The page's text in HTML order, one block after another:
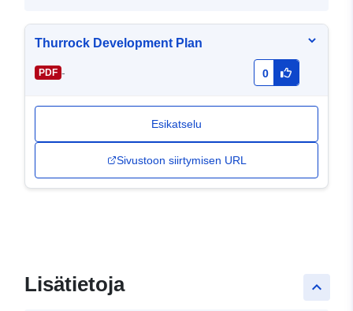
Thurrock Development Plan
PDF - 0
Esikatselu
Sivustoon siirtymisen URL
keyboard_arrow_up
Lisätietoja